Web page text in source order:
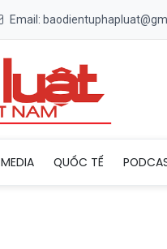
Email:
MEDIA QUỐC TẾ